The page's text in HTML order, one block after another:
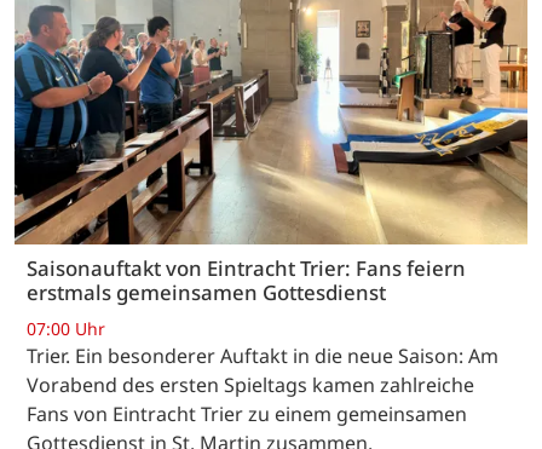
Saisonauftakt von Eintracht Trier: Fans feiern
erstmals gemeinsamen Gottesdienst
07:00 Uhr
Trier. Ein besonderer Auftakt in die neue Saison: Am
Vorabend des ersten Spieltags kamen zahlreiche
Fans von Eintracht Trier zu einem gemeinsamen
Gottesdienst in St. Martin zusammen.